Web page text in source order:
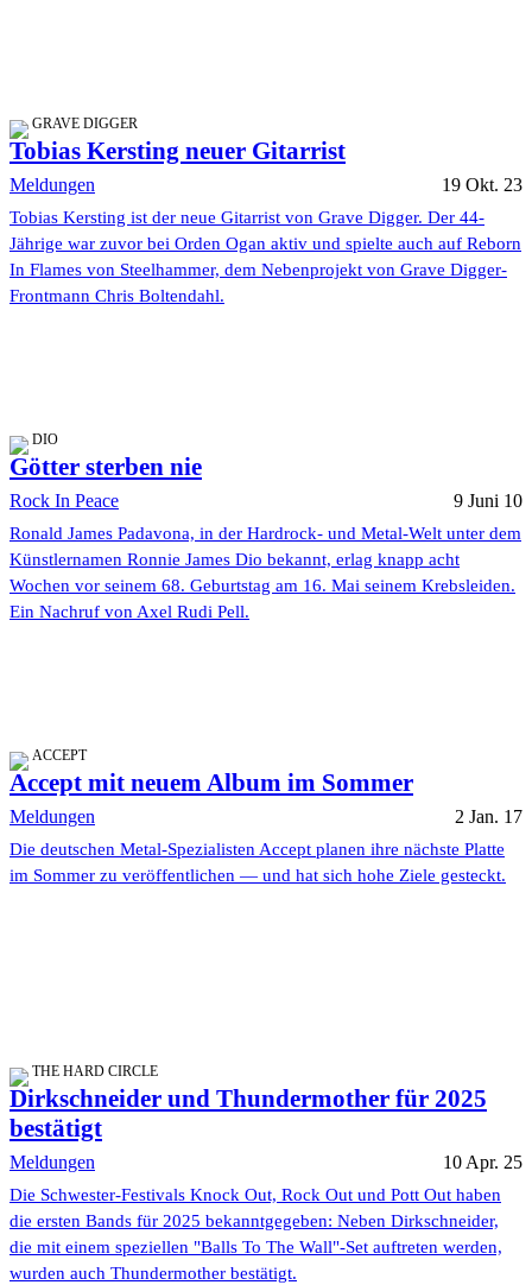
GRAVE DIGGER
Tobias Kersting neuer Gitarrist
Meldungen 19 Okt. 23
Tobias Kersting ist der neue Gitarrist von Grave Digger. Der 44-
Jährige war zuvor bei Orden Ogan aktiv und spielte auch auf Reborn
In Flames von Steelhammer, dem Nebenprojekt von Grave Digger-
Frontmann Chris Boltendahl.
DIO
Götter sterben nie
Rock In Peace 9 Juni 10
Ronald James Padavona, in der Hardrock- und Metal-Welt unter dem
Künstlernamen Ronnie James Dio bekannt, erlag knapp acht
Wochen vor seinem 68. Geburtstag am 16. Mai seinem Krebsleiden.
Ein Nachruf von Axel Rudi Pell.
ACCEPT
Accept mit neuem Album im Sommer
Meldungen 2 Jan. 17
Die deutschen Metal-Spezialisten Accept planen ihre nächste Platte
im Sommer zu veröffentlichen — und hat sich hohe Ziele gesteckt.
THE HARD CIRCLE
Dirkschneider und Thundermother für 2025
bestätigt
Meldungen 10 Apr. 25
Die Schwester-Festivals Knock Out, Rock Out und Pott Out haben
die ersten Bands für 2025 bekanntgegeben: Neben Dirkschneider,
die mit einem speziellen "Balls To The Wall"-Set auftreten werden,
wurden auch Thundermother bestätigt.